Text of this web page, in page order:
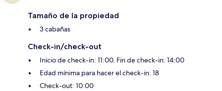
Tamaño de la propiedad
3 cabañas
Check-in/check-out
Inicio de check-in: 11:00. Fin de check-in: 14:00
Edad mínima para hacer el check-in: 18
Check-out: 10:00